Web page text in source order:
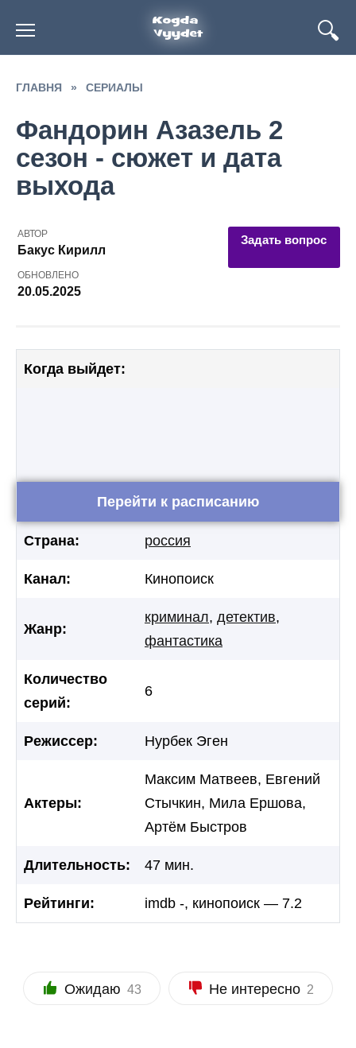
содержанию
ГЛАВНЯ » СЕРИАЛЫ
Фандорин Азазель 2
сезон - сюжет и дата
выхода
АВТОР
Бакус Кирилл
Задать вопрос
ОБНОВЛЕНО
20.05.2025
Когда выйдет:
Перейти к расписанию
Страна: россия
Канал: Кинопоиск
Жанр:
криминал, детектив,
фантастика
Количество
серий:
6
Режиссер: Нурбек Эген
Актеры:
Максим Матвеев, Евгений
Стычкин, Мила Ершова,
Артём Быстров
Длительность: 47 мин.
Рейтинги: imdb -, кинопоиск — 7.2
Ожидаю 43 Не интересно 2